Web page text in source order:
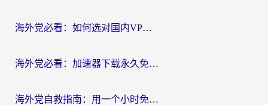
海外党必看：如何选对国内VPN，实现无缝访问国内资源？
海外党必看：加速器下载永久免费版真的存在吗？教你无缝访问国内资源的正确姿势
海外党自救指南：用一个小时免费加速器，轻松打破国内资源访问壁垒？